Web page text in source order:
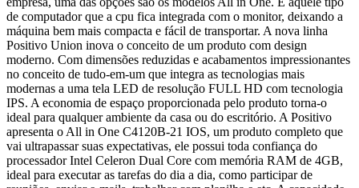
de computador que a cpu fica integrada com o monitor, deixando a
máquina bem mais compacta e fácil de transportar. A nova linha
Positivo Union inova o conceito de um produto com design
moderno. Com dimensões reduzidas e acabamentos impressionantes
no conceito de tudo-em-um que integra as tecnologias mais
modernas a uma tela LED de resolução FULL HD com tecnologia
IPS. A economia de espaço proporcionada pelo produto torna-o
ideal para qualquer ambiente da casa ou do escritório. A Positivo
apresenta o All in One C4120B-21 IOS, um produto completo que
vai ultrapassar suas expectativas, ele possui toda confiança do
processador Intel Celeron Dual Core com memória RAM de 4GB,
ideal para executar as tarefas do dia a dia, como participar de